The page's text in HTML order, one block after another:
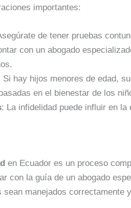
importantes:
de tener pruebas
con un abogado
Si hay hijos menores de edad,
en el bienestar de los
: La infidelidad puede influir en
en Ecuador es un proceso
con la guía de un abogado
manejados correctamente